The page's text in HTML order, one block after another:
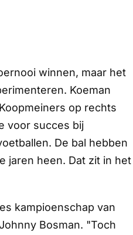
winnen, maar het
Koeman
op rechts
voor succes bij
De bal hebben
jaren heen. Dat zit in het
kampioenschap van
Bosman. "Toch